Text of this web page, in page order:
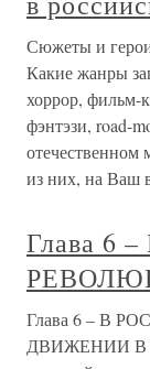
Сюжеты и
Какие жанры
хоррор, фильм-
фэнтэзи, road-
отечественном
из них, на Ваш
Глава 6
Глава 6 – В
ДВИЖЕНИИ В